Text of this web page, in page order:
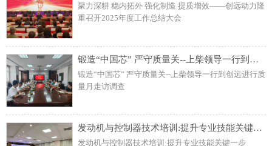
聚力深耕 稳内拓外 强化制造 提质增效——创远动力隆
重召开2025年度工作总结大会
锻造“中国芯” 严守质量关--上柴领导一行到创远进行质量月走访调查
锻造“中国芯” 严守质量关--上柴领导一行到创远进行质
量月走访调查
发动机与控制器技术培训:提升专业技能关键一步
发动机与控制器技术培训:提升专业技能关键一步